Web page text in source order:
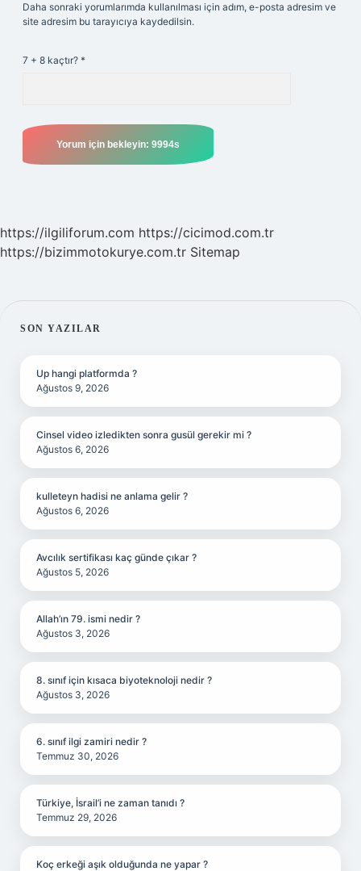
Daha sonraki yorumlarımda kullanılması için adım, e-posta adresim ve
site adresim bu tarayıcıya kaydedilsin.
7 + 8 kaçtır? *
https://ilgiliforum.com https://cicimod.com.tr
https://bizimmotokurye.com.tr Sitemap
SIDEBAR
SON YAZILAR
Up hangi platformda ?
Ağustos 9, 2026
Cinsel video izledikten sonra gusül gerekir mi ?
Ağustos 6, 2026
kulleteyn hadisi ne anlama gelir ?
Ağustos 6, 2026
Avcılık sertifikası kaç günde çıkar ?
Ağustos 5, 2026
Allah’ın 79. ismi nedir ?
Ağustos 3, 2026
8. sınıf için kısaca biyoteknoloji nedir ?
Ağustos 3, 2026
6. sınıf ilgi zamiri nedir ?
Temmuz 30, 2026
Türkiye, İsrail’i ne zaman tanıdı ?
Temmuz 29, 2026
Koç erkeği aşık olduğunda ne yapar ?